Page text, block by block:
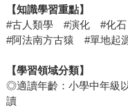
【知識學習重點】
#古人類學 #演化 #化
#阿法南方古猿 #單地起
【學習領域分類】
◎適讀年齡：小學中年級
讀